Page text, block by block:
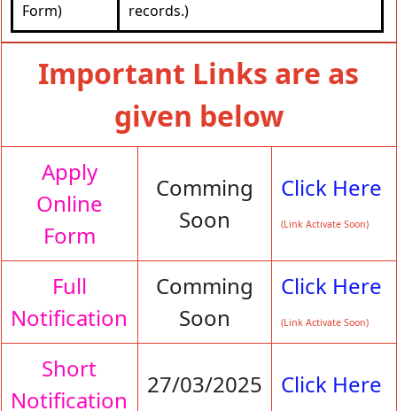
Form)
records.)
Important Links are as
given below
Apply
Online
Form
Comming
Soon
Click Here
(Link Activate Soon)
Full
Notification
Comming
Soon
Click Here
(Link Activate Soon)
Short
Notification
27/03/2025 Click Here